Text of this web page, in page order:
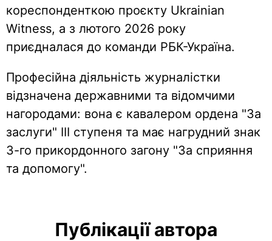
кореспонденткою проєкту Ukrainian
Witness, а з лютого 2026 року
приєдналася до команди РБК-Україна.
Професійна діяльність журналістки
відзначена державними та відомчими
нагородами: вона є кавалером ордена "За
заслуги" III ступеня та має нагрудний знак
3-го прикордонного загону "За сприяння
та допомогу".
Публікації автора